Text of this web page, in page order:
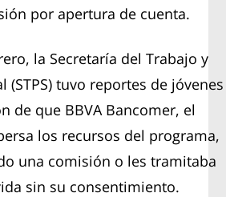
por apertura de cuenta.
la Secretaría del Trabajo y
(STPS) tuvo reportes de jóvenes
de que BBVA Bancomer, el
los recursos del programa,
una comisión o les tramitaba
sin su consentimiento.